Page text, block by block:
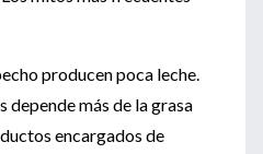
producen poca leche.
depende más de la grasa
encargados de